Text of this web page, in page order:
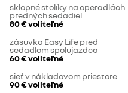
sklopné stolíky na operadlách
predných sedadiel
80 €voliteľné
zásuvka Easy Life pred
sedadlom spolujazdca
60 €voliteľné
sieť v nákladovom priestore
90 €voliteľné